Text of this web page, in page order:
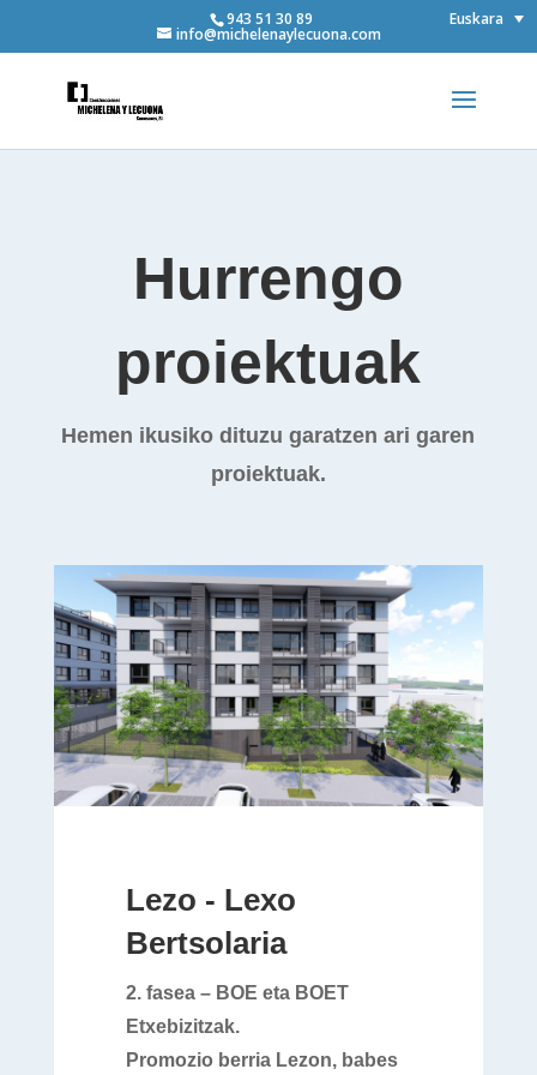
943 51 30 89
info@michelenaylecuona.com
Euskara
Hurrengo
proiektuak
Hemen ikusiko dituzu garatzen ari garen
proiektuak.
Lezo - Lexo
Bertsolaria
2. fasea – BOE eta BOET
Etxebizitzak.
Promozio berria Lezon, babes